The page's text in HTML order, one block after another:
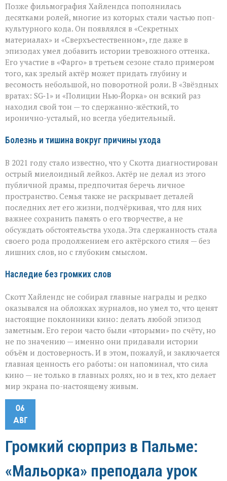
Позже фильмография Хайлендса пополнилась
десятками ролей, многие из которых стали частью поп-
культурного кода. Он появлялся в «Секретных
материалах» и «Сверхъестественном», где даже в
эпизодах умел добавить истории тревожного оттенка.
Его участие в «Фарго» в третьем сезоне стало примером
того, как зрелый актёр может придать глубину и
весомость небольшой, но поворотной роли. В «Звёздных
вратах: SG‑1» и «Полиции Нью‑Йорка» он всякий раз
находил свой тон — то сдержанно-жёсткий, то
иронично-усталый, но всегда убедительный.
Болезнь и тишина вокруг причины ухода
В 2021 году стало известно, что у Скотта диагностирован
острый миелоидный лейкоз. Актёр не делал из этого
публичной драмы, предпочитая беречь личное
пространство. Семья также не раскрывает деталей
последних лет его жизни, подчёркивая, что для них
важнее сохранить память о его творчестве, а не
обсуждать обстоятельства ухода. Эта сдержанность стала
своего рода продолжением его актёрского стиля — без
лишних слов, но с глубоким смыслом.
Наследие без громких слов
Скотт Хайлендс не собирал главные награды и редко
оказывался на обложках журналов, но умел то, что ценят
настоящие поклонники кино: делать любой эпизод
заметным. Его герои часто были «вторыми» по счёту, но
не по значению — именно они придавали истории
объём и достоверность. И в этом, пожалуй, и заключается
главная ценность его работы: он напоминал, что сила
кино — не только в главных ролях, но и в тех, кто делает
мир экрана по-настоящему живым.
06
АВГ
Громкий сюрприз в Пальме:
«Мальорка» преподала урок